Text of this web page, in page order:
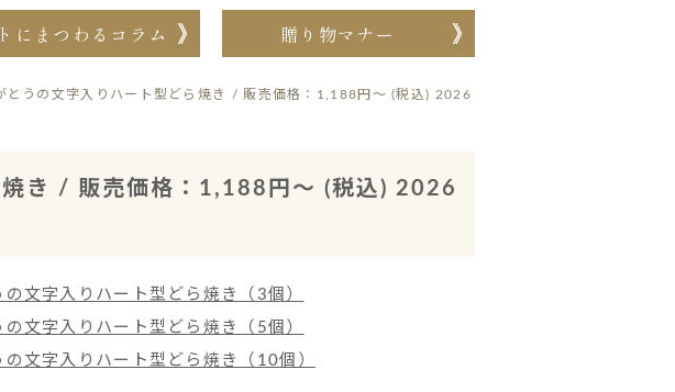
にまつわるコラム 贈り物マナー
とうの文字入りハート型どら焼き / 販売価格：1,188円～ (税込) 2026
焼き / 販売価格：1,188円～ (税込) 2026
文字入りハート型どら焼き（3個）
文字入りハート型どら焼き（5個）
文字入りハート型どら焼き（10個）